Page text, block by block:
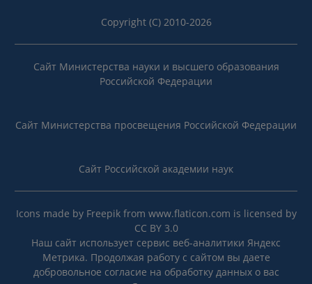
Copyright (C) 2010-2026
Сайт Министерства науки и высшего образования
Российской Федерации
Сайт Министерства просвещения Российской Федерации
Сайт Российской академии наук
Icons made by Freepikfrom www.flaticon.com is licensed by
CC BY 3.0
Наш сайт использует сервис веб-аналитики Яндекс
Метрика. Продолжая работу с сайтом вы даете
добровольное согласие на обработку данныхо вас